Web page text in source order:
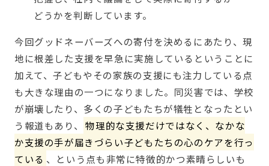
どうかを判断しています。
今回グッドネーバーズへの寄付を決めるにあたり、現
地に根差した支援を早急に実施しているということに
加えて、子どもやその家族の支援にも注力している点
も大きな理由の一つになりました。同災害では、学校
が崩壊したり、多くの子どもたちが犠牲となったとい
う報道もあり、
物理的な支援だけではなく、なかな
か支援の手が届きづらい子どもたちの心のケアを行っ
ている 、という点も非常に特徴的かつ素晴らしいも